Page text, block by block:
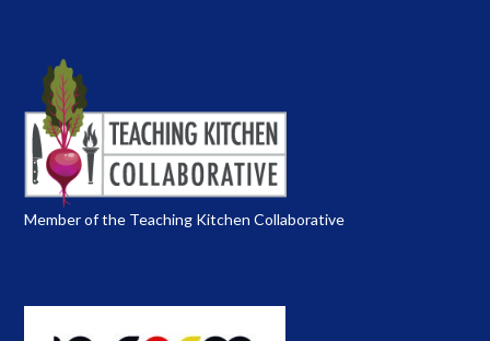
Member of the Teaching Kitchen Collaborative